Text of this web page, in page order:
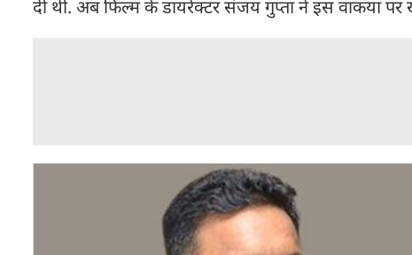
दी थी. अब फिल्म के डायरेक्टर संजय गुप्ता ने इस वाकया